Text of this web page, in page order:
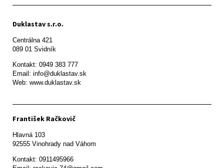
Duklastav s.r.o.
Centrálna 421
089 01 Svidník
Kontakt: 0949 383 777
Email: info@duklastav.sk
Web: www.duklastav.sk
František Račkovič
Hlavná 103
92555 Vinohrady nad Váhom
Kontakt: 0911495966